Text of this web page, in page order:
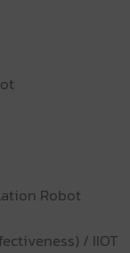
Robot
/ IIOT